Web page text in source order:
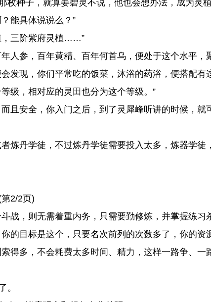
种子，就算姜碧灵不说，他也会想办法，成为灵
能具体说说么？”
，三阶紫府灵植……”
人参，百年黄精、百年何首乌，便处于这个水平，
发现，你们平常吃的饭菜，沐浴的药浴，便搭配有
级，相对应的灵田也分为这个等级。”
且安全，你入门之后，到了灵犀峰听讲的时候，就
炼丹学徒，不过炼丹学徒需要投入太多，炼器学
2/2页)
战，则无需着重内务，只需要勤修炼，并掌握练习
的目标是这个，只要名次前列的次数多了，你的资
得多，不会耗费太多时间、精力，这样一路争、
。